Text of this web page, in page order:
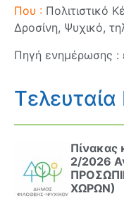
Που : Πολιτιστικό
Δροσίνη, Ψυχικό,
Πηγή ενημέρωσης :
Πίνακας
2/2026
ΧΩΡΩΝ)